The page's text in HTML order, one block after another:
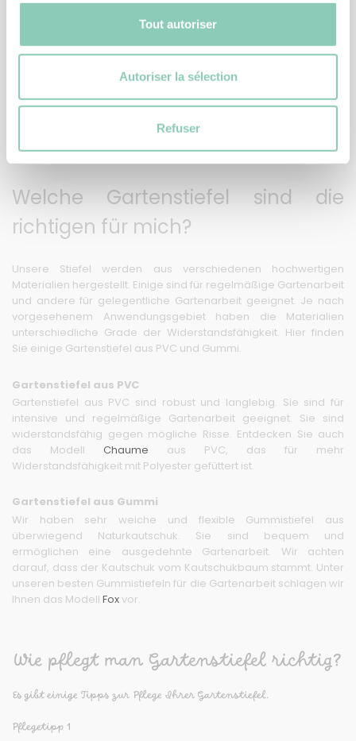
Tout autoriser
Autoriser la sélection
Refuser
aus Materialien entworfen, die durch ihre Effizienz, Langlebigkeit
und Wasserdichtigkeit hervorstechen. Bei Blackfox setzen wir
auf Material aus überwiegend Naturkautschuk, bieten aber
auch Gartenstiefel aus PVC an. Dieses Material wird für seine
Wir bieten auch Stiefel aus Synthesekautschuk (SEBS) an, der
Welche Gartenstiefel sind die
richtigen für mich?
Unsere Stiefel werden aus verschiedenen hochwertigen
Materialien hergestellt. Einige sind für regelmäßige Gartenarbeit
und andere für gelegentliche Gartenarbeit geeignet. Je nach
vorgesehenem Anwendungsgebiet haben die Materialien
unterschiedliche Grade der Widerstandsfähigkeit. Hier finden
Sie einige Gartenstiefel aus PVC und Gummi.
Gartenstiefel aus PVC
Gartenstiefel aus PVC sind robust und langlebig. Sie sind für
intensive und regelmäßige Gartenarbeit geeignet. Sie sind
widerstandsfähig gegen mögliche Risse. Entdecken Sie auch
das Modell Chaume aus PVC, das für mehr
Widerstandsfähigkeit mit Polyester gefüttert ist.
Gartenstiefel aus Gummi
Wir haben sehr weiche und flexible Gummistiefel aus
überwiegend Naturkautschuk. Sie sind bequem und
ermöglichen eine ausgedehnte Gartenarbeit. Wir achten
darauf, dass der Kautschuk vom Kautschukbaum stammt. Unter
unseren besten Gummistiefeln für die Gartenarbeit schlagen wir
Ihnen das Modell Foxvor.
Wie pflegt man Gartenstiefel richtig?
Es gibt einige Tipps zur Pflege Ihrer Gartenstiefel.
Pflegetipp 1